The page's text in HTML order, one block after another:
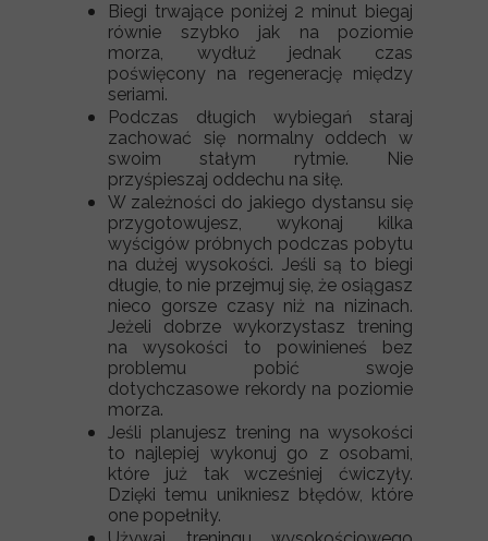
Biegi trwające poniżej 2 minut biegaj
równie szybko jak na poziomie
morza, wydłuż jednak czas
poświęcony na regenerację między
seriami.
Podczas długich wybiegań staraj
zachować się normalny oddech w
swoim stałym rytmie. Nie
przyśpieszaj oddechu na siłę.
W zależności do jakiego dystansu się
przygotowujesz, wykonaj kilka
wyścigów próbnych podczas pobytu
na dużej wysokości. Jeśli są to biegi
długie, to nie przejmuj się, że osiągasz
nieco gorsze czasy niż na nizinach.
Jeżeli dobrze wykorzystasz trening
na wysokości to powinieneś bez
problemu pobić swoje
dotychczasowe rekordy na poziomie
morza.
Jeśli planujesz trening na wysokości
to najlepiej wykonuj go z osobami,
które już tak wcześniej ćwiczyły.
Dzięki temu unikniesz błędów, które
one popełniły.